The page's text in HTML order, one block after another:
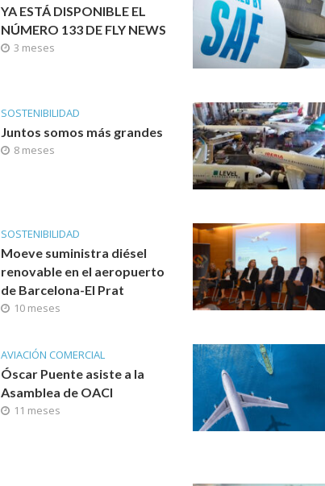
YA ESTÁ DISPONIBLE EL
NÚMERO 133 DE FLY NEWS
3 meses
SOSTENIBILIDAD
Juntos somos más grandes
8 meses
SOSTENIBILIDAD
Moeve suministra diésel
renovable en el aeropuerto
de Barcelona-El Prat
10 meses
AVIACIÓN COMERCIAL
Óscar Puente asiste a la
Asamblea de OACI
11 meses